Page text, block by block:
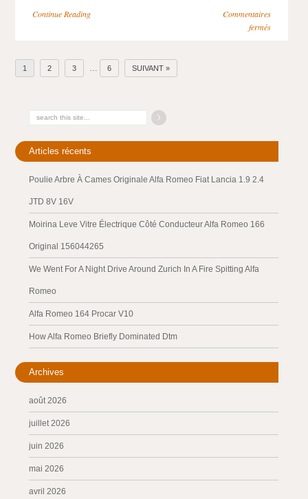
Continue Reading
Commentaires
fermés
1 2 3 … 6 SUIVANT »
Articles récents
Poulie Arbre À Cames Originale Alfa Romeo Fiat Lancia 1.9 2.4
JTD 8V 16V
Moirina Leve Vitre Électrique Côté Conducteur Alfa Romeo 166
Original 156044265
We Went For A Night Drive Around Zurich In A Fire Spitting Alfa
Romeo
Alfa Romeo 164 Procar V10
How Alfa Romeo Briefly Dominated Dtm
Archives
août 2026
juillet 2026
juin 2026
mai 2026
avril 2026